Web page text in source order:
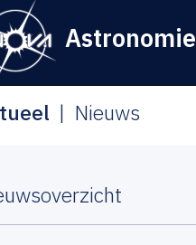
Astronomie
Nieuws